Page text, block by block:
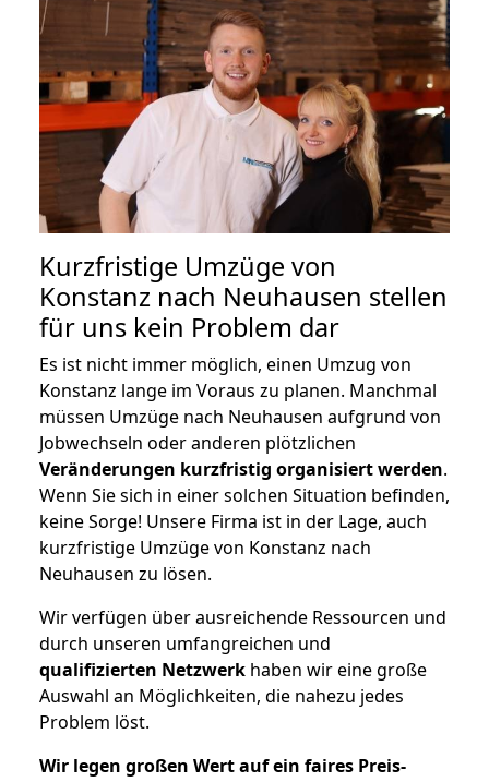
Kurzfristige Umzüge von
Konstanz nach Neuhausen stellen
für uns kein Problem dar
Es ist nicht immer möglich, einen Umzug von
Konstanz lange im Voraus zu planen. Manchmal
müssen Umzüge nach Neuhausen aufgrund von
Jobwechseln oder anderen plötzlichen
Veränderungen kurzfristig organisiert werden.
Wenn Sie sich in einer solchen Situation befinden,
keine Sorge! Unsere Firma ist in der Lage, auch
kurzfristige Umzüge von Konstanz nach
Neuhausen zu lösen.
Wir verfügen über ausreichende Ressourcen und
durch unseren umfangreichen und
qualifizierten Netzwerk haben wir eine große
Auswahl an Möglichkeiten, die nahezu jedes
Problem löst.
Wir legen großen Wert auf ein faires Preis-